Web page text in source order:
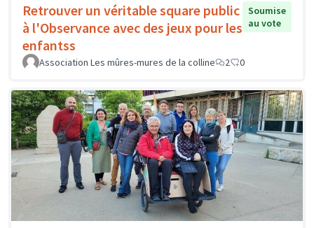
Retrouver un véritable square public
à l'Observance avec des jeux pour les
enfantss
Soumise
au vote
Association Les mûres-mures de la colline 2 0